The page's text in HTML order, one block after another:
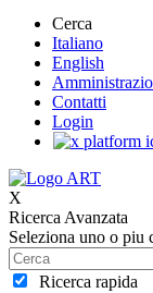
Cerca
Italiano
English
Contatti
Login
X
Ricerca Avanzata
Seleziona uno o piu
Ricerca rapida